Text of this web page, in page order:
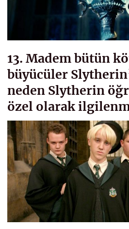
13. Madem bütün
büyücüler
neden Slytherin
özel olarak